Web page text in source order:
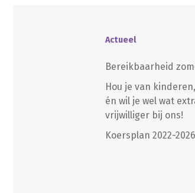
Actueel
Bereikbaarheid
Hou je van
én wil je wel wat
vrijwilliger bij ons!
Koersplan 2022-